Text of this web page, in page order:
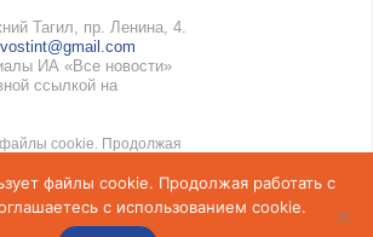
Тагил, пр. Ленина, 4.
ИА «Все новости»
ссылкой на
файлы cookie. Продолжая
Подробнее вПолитике
иСоглашение об обработке
файлы cookie. Продолжая работать с
с использованием cookie.